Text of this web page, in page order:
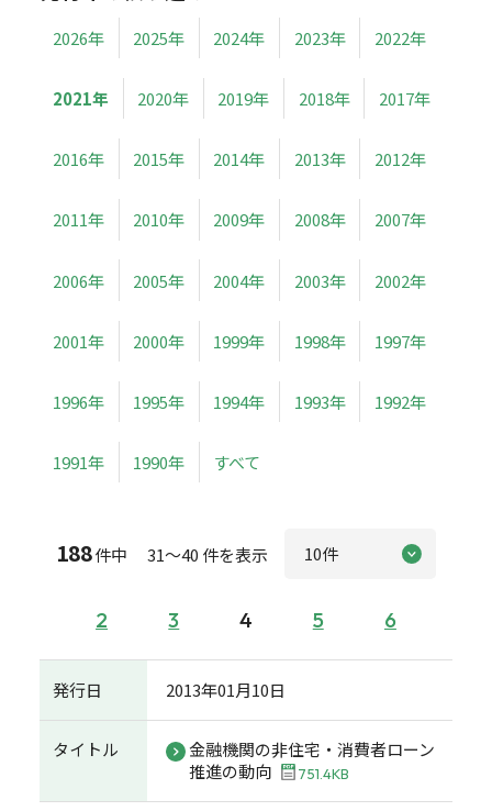
2026年 2025年 2024年 2023年 2022年
2021年 2020年 2019年 2018年 2017年
2016年 2015年 2014年 2013年 2012年
2011年 2010年 2009年 2008年 2007年
2006年 2005年 2004年 2003年 2002年
2001年 2000年 1999年 1998年 1997年
1996年 1995年 1994年 1993年 1992年
1991年 1990年 すべて
188件中 31～40 件を表示
2 3 4 5 6
発行日 2013年01月10日
タイトル
金融機関の非住宅・消費者ローン
推進の動向
751.4KB